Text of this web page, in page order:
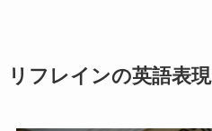
リフレインの英語表現